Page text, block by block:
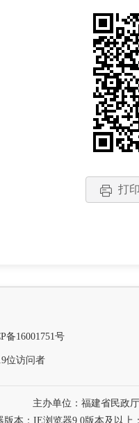
打印
备16001751号
位访问者
主办单位：福建省民政厅
本：IE浏览器9.0版本及以上